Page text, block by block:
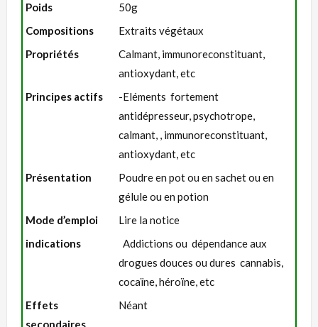
Poids
50g
Compositions
Extraits végétaux
Propriétés
Calmant, immunoreconstituant,
antioxydant, etc
Principes actifs
-Eléments fortement
antidépresseur, psychotrope,
calmant, , immunoreconstituant,
antioxydant, etc
Présentation
Poudre en pot ou en sachet ou en
gélule ou en potion
Mode d’emploi
Lire la notice
indications
Addictions ou dépendance aux
drogues douces ou dures cannabis,
cocaïne, héroïne, etc
Effets
secondaires
Néant